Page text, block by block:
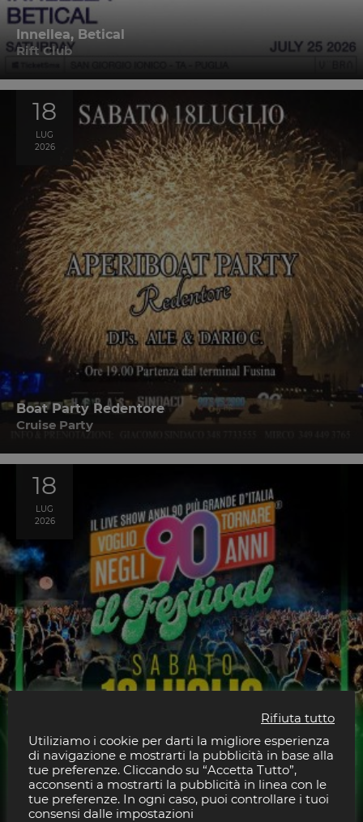
Innellea, Betical
Rift Club
18
LUG
2026
Boat Party Redentore
Cruise Party
18
LUG
2026
Voglio Tornare Negli Anni 90
Piccolo Parco Urbano
Rifiuta tutto
Utiliziamo i cookie per darti la migliore esperienza
di navigazione e mostrarti la pubblicità in base alla
tue preferenze. Cliccando su “Accetta Tutto”,
acconsenti a mostrarti la pubblicità in linea con le
tue preferenze. In ogni caso, puoi controllare i tuoi
consensi dalle impostazioni